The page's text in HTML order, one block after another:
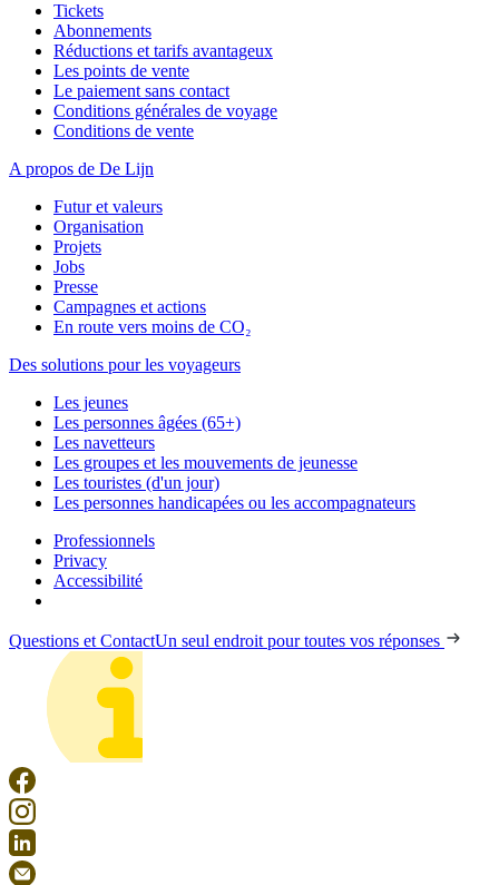
Tickets
Abonnements
Réductions et tarifs avantageux
Les points de vente
Le paiement sans contact
Conditions générales de voyage
Conditions de vente
A propos de De Lijn
Futur et valeurs
Organisation
Projets
Jobs
Presse
Campagnes et actions
En route vers moins de CO₂
Des solutions pour les voyageurs
Les jeunes
Les personnes âgées (65+)
Les navetteurs
Les groupes et les mouvements de jeunesse
Les touristes (d'un jour)
Les personnes handicapées ou les accompagnateurs
Professionnels
Privacy
Accessibilité
Questions et ContactUn seul endroit pour toutes vos réponses